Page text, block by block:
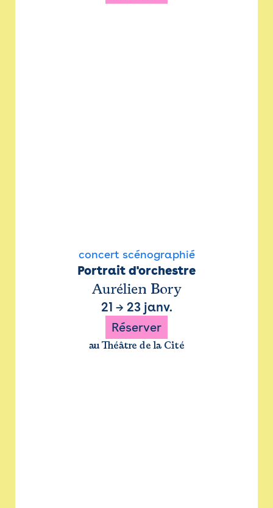
concert scénographié
Portrait d'orchestre
Aurélien Bory
21 → 23 janv.
Réserver
au Théâtre de la Cité